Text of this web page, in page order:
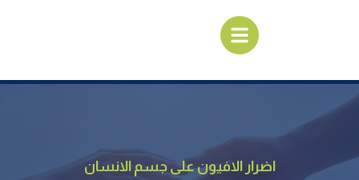
اضرار الافيون على جسم الانسان